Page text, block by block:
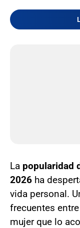
La popularidad
2026 ha
vida personal.
frecuentes
mujer que lo